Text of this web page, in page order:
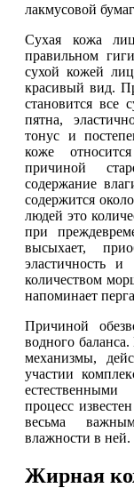
лакмусовой
Сухая кожа
правильном
сухой кожей
красивый вид.
становится все
пятна,
тонус и
коже
причиной
содержание
содержится
людей это
при
высыхает,
эластичность
количеством
напоминает
Причиной
водного
механизмы,
участии
процесс
весьма
влажности в ней.
Жирная